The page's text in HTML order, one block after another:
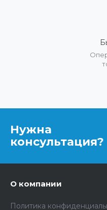
Нужна
консультация?
О компании
Политика